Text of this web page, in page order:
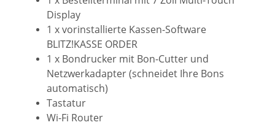
Display
1 x vorinstallierte Kassen-Software
BLITZ!KASSE ORDER
1 x Bondrucker mit Bon-Cutter und
Netzwerkadapter (schneidet Ihre Bons
automatisch)
Tastatur
Wi-Fi Router